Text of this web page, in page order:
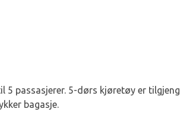
passasjerer. 5-dørs kjøretøy er
bagasje.